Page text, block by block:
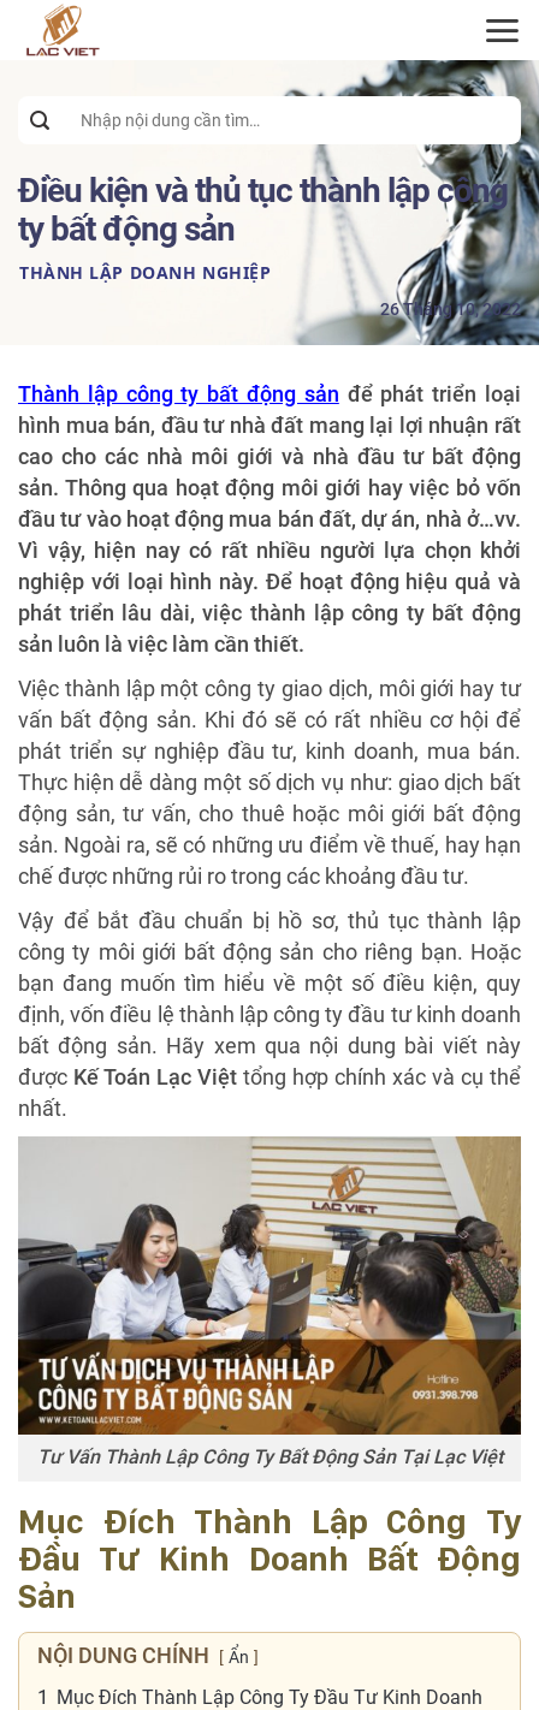
for:
Điều kiện và thủ tục thành lập công
ty bất động sản
THÀNH LẬP DOANH NGHIỆP
26 Tháng 10, 2022
Thành lập công ty bất động sản để phát triển loại
hình mua bán, đầu tư nhà đất mang lại lợi nhuận rất
cao cho các nhà môi giới và nhà đầu tư bất động
sản. Thông qua hoạt động môi giới hay việc bỏ vốn
đầu tư vào hoạt động mua bán đất, dự án, nhà ở…vv.
Vì vậy, hiện nay có rất nhiều người lựa chọn khởi
nghiệp với loại hình này. Để hoạt động hiệu quả và
phát triển lâu dài, việc thành lập công ty bất động
sản luôn là việc làm cần thiết.
Việc thành lập một công ty giao dịch, môi giới hay tư
vấn bất động sản. Khi đó sẽ có rất nhiều cơ hội để
phát triển sự nghiệp đầu tư, kinh doanh, mua bán.
Thực hiện dễ dàng một số dịch vụ như: giao dịch bất
động sản, tư vấn, cho thuê hoặc môi giới bất động
sản. Ngoài ra, sẽ có những ưu điểm về thuế, hay hạn
chế được những rủi ro trong các khoảng đầu tư.
Vậy để bắt đầu chuẩn bị hồ sơ, thủ tục thành lập
công ty môi giới bất động sản cho riêng bạn. Hoặc
bạn đang muốn tìm hiểu về một số điều kiện, quy
định, vốn điều lệ thành lập công ty đầu tư kinh doanh
bất động sản. Hãy xem qua nội dung bài viết này
được Kế Toán Lạc Việt tổng hợp chính xác và cụ thể
nhất.
Tư Vấn Thành Lập Công Ty Bất Động Sản Tại Lạc Việt
Mục Đích Thành Lập Công Ty
Đầu Tư Kinh Doanh Bất Động
Sản
NỘI DUNG CHÍNH Ẩn
1 Mục Đích Thành Lập Công Ty Đầu Tư Kinh Doanh